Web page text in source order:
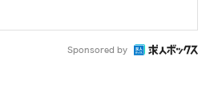
Sponsored by